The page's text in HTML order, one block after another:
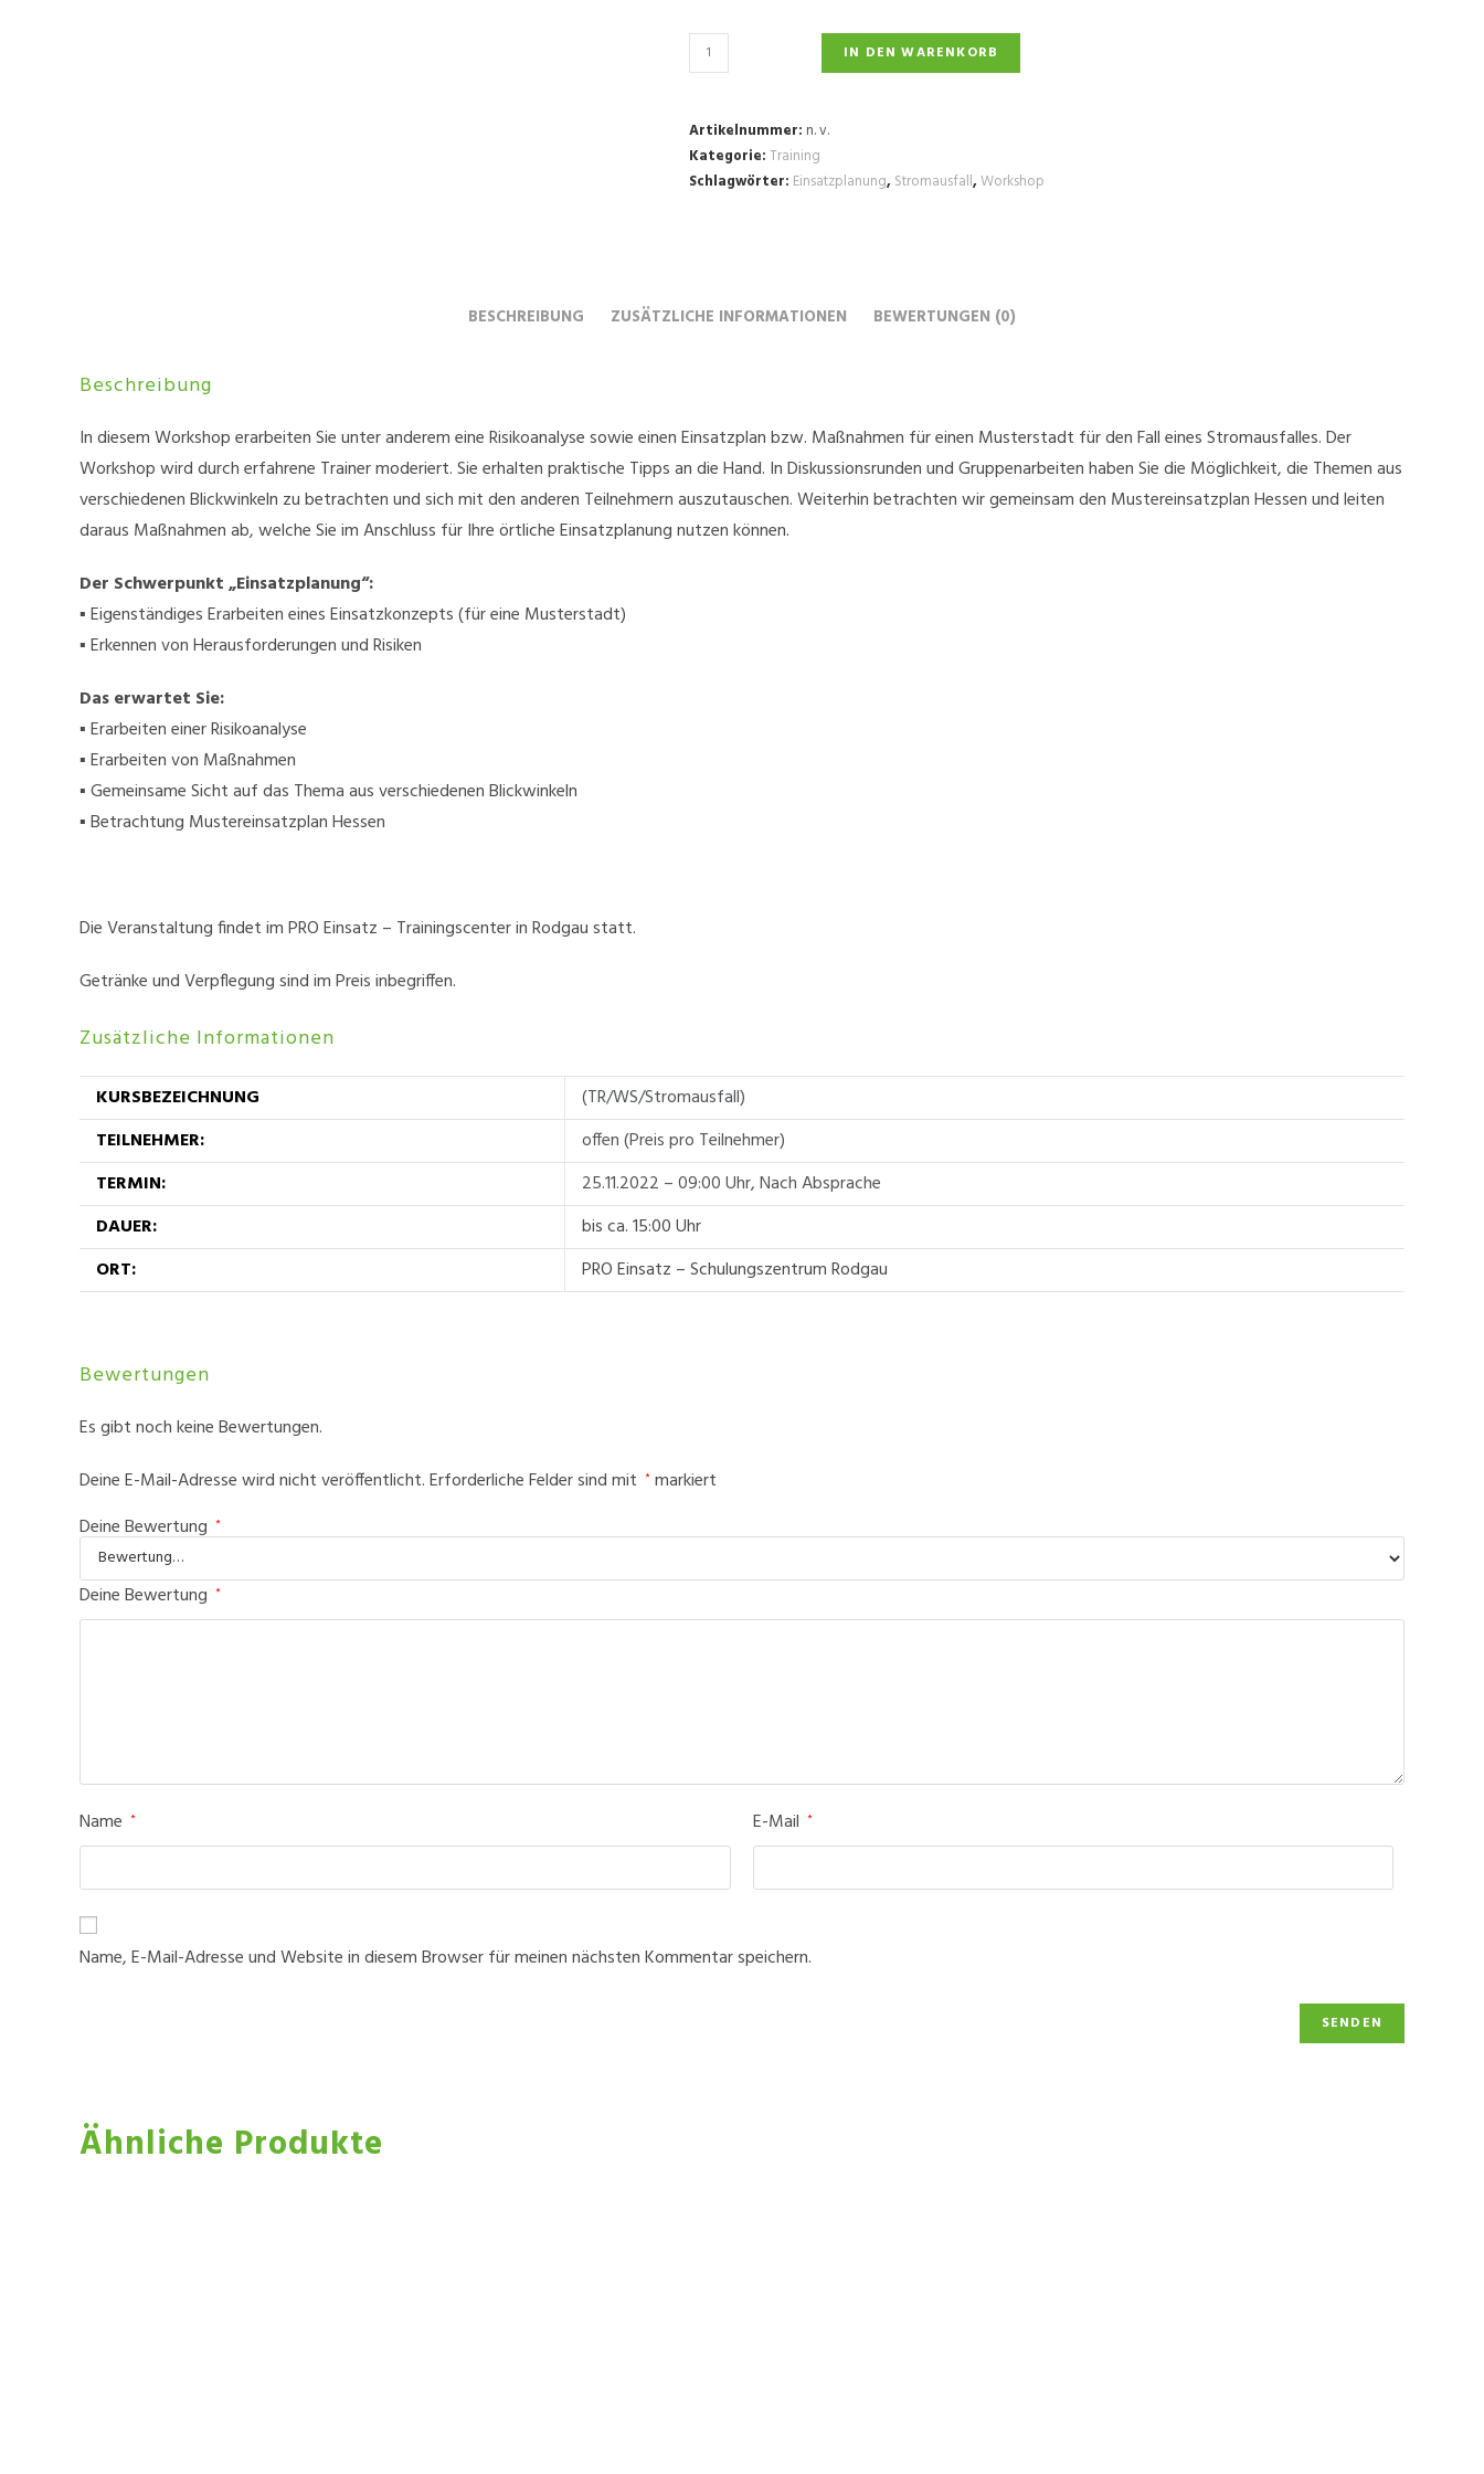
Workshop
|
Menge
IN DEN WARENKORB
Artikelnummer: n. v.
Kategorie:Training
Schlagwörter: Einsatzplanung, Stromausfall,Workshop
BESCHREIBUNG ZUSÄTZLICHE INFORMATIONEN BEWERTUNGEN (0)
Beschreibung
In diesem Workshop erarbeiten Sie unter anderem eine Risikoanalyse sowie einen Einsatzplan bzw. Maßnahmen für einen Musterstadt für den Fall eines Stromausfalles. Der
Workshop wird durch erfahrene Trainer moderiert. Sie erhalten praktische Tipps an die Hand. In Diskussionsrunden und Gruppenarbeiten haben Sie die Möglichkeit, die Themen aus
verschiedenen Blickwinkeln zu betrachten und sich mit den anderen Teilnehmern auszutauschen. Weiterhin betrachten wir gemeinsam den Mustereinsatzplan Hessen und leiten
daraus Maßnahmen ab, welche Sie im Anschluss für Ihre örtliche Einsatzplanung nutzen können.
Der Schwerpunkt „Einsatzplanung“:
▪ Eigenständiges Erarbeiten eines Einsatzkonzepts (für eine Musterstadt)
▪ Erkennen von Herausforderungen und Risiken
Das erwartet Sie:
▪ Erarbeiten einer Risikoanalyse
▪ Erarbeiten von Maßnahmen
▪ Gemeinsame Sicht auf das Thema aus verschiedenen Blickwinkeln
▪ Betrachtung Mustereinsatzplan Hessen
Die Veranstaltung findet im PRO Einsatz – Trainingscenter in Rodgau statt.
Getränke und Verpflegung sind im Preis inbegriffen.
Zusätzliche Informationen
KURSBEZEICHNUNG
(TR/WS/Stromausfall)
TEILNEHMER:
offen (Preis pro Teilnehmer)
TERMIN:
25.11.2022 – 09:00 Uhr,Nach Absprache
DAUER:
bis ca. 15:00 Uhr
ORT:
PRO Einsatz – Schulungszentrum Rodgau
Bewertungen
Es gibt noch keine Bewertungen.
Deine E-Mail-Adresse wird nicht veröffentlicht.Erforderliche Felder sind mit * markiert
Deine Bewertung *
Deine Bewertung *
Name * E-Mail *
Name, E-Mail-Adresse und Website in diesem Browser für meinen nächsten Kommentar speichern.
Ähnliche Produkte